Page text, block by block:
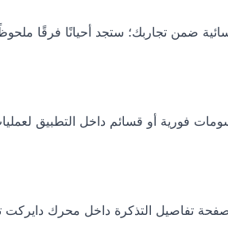
ضمن تجاربك؛ ستجد أحيانًا فرقًا
فورية أو قسائم داخل التطبيق
تفاصيل التذكرة داخل محرك دايركت